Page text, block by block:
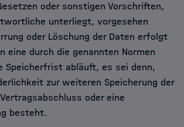
oder sonstigen Vorschriften,
unterliegt, vorgesehen
oder Löschung der Daten erfolgt
eine durch die genannten Normen
Speicherfrist abläuft, es sei denn,
zur weiteren Speicherung der
oder eine
besteht.